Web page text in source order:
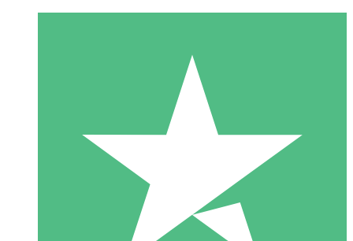
Pacchetti di Crediti Individuali
Paga a consumo con crediti di download. Nessun impegno
1 Download
10